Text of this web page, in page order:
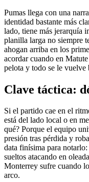
Pumas llega con una
identidad bastante más
lado, tiene más jerarquía
planilla larga no siempre
ahogan arriba en los
acordar cuando en
pelota y todo se le vuelve
Clave táctica:
Si el partido cae en el
está del lado local o en
qué? Porque el equipo
presión tras pérdida y
data finísima para
sueltos atacando en
Monterrey sufre cuando
arco.